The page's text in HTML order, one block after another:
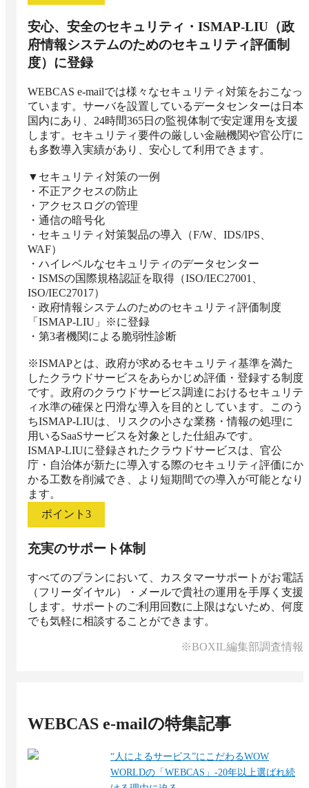
安心、安全のセキュリティ・ISMAP-LIU（政
府情報システムのためのセキュリティ評価制
度）に登録
WEBCAS e-mailでは様々なセキュリティ対策をおこなっ
ています。サーバを設置しているデータセンターは日本
国内にあり、24時間365日の監視体制で安定運用を支援
します。セキュリティ要件の厳しい金融機関や官公庁に
も多数導入実績があり、安心して利用できます。
▼セキュリティ対策の一例
・不正アクセスの防止
・アクセスログの管理
・通信の暗号化
・セキュリティ対策製品の導入（F/W、IDS/IPS、
WAF）
・ハイレベルなセキュリティのデータセンター
・ISMSの国際規格認証を取得（ISO/IEC27001、
ISO/IEC27017）
・政府情報システムのためのセキュリティ評価制度
「ISMAP-LIU」※に登録
・第3者機関による脆弱性診断
※ISMAPとは、政府が求めるセキュリティ基準を満た
したクラウドサービスをあらかじめ評価・登録する制度
です。政府のクラウドサービス調達におけるセキュリテ
ィ水準の確保と円滑な導入を目的としています。このう
ちISMAP-LIUは、リスクの小さな業務・情報の処理に
用いるSaaSサービスを対象とした仕組みです。
ISMAP-LIUに登録されたクラウドサービスは、官公
庁・自治体が新たに導入する際のセキュリティ評価にか
かる工数を削減でき、より短期間での導入が可能となり
ます。
ポイント 3
充実のサポート体制
すべてのプランにおいて、カスタマーサポートがお電話
（フリーダイヤル）・メールで貴社の運用を手厚く支援
します。サポートのご利用回数に上限はないため、何度
でも気軽に相談することができます。
※BOXIL編集部調査情報
WEBCAS e-mailの特集記事
“人によるサービス”にこだわるWOW
WORLDの「WEBCAS」‐20年以上選ばれ続